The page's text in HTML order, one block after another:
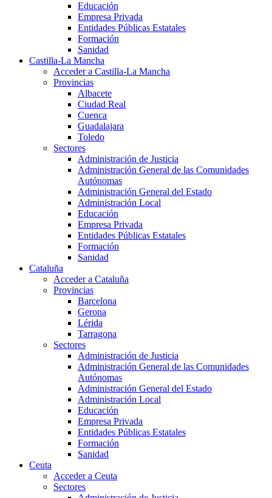
Educación
Empresa Privada
Entidades Públicas Estatales
Formación
Sanidad
Castilla-La Mancha
Acceder a Castilla-La Mancha
Provincias
Albacete
Ciudad Real
Cuenca
Guadalajara
Toledo
Sectores
Administración de Justicia
Administración General de las Comunidades
Autónomas
Administración General del Estado
Administración Local
Educación
Empresa Privada
Entidades Públicas Estatales
Formación
Sanidad
Cataluña
Acceder a Cataluña
Provincias
Barcelona
Gerona
Lérida
Tarragona
Sectores
Administración de Justicia
Administración General de las Comunidades
Autónomas
Administración General del Estado
Administración Local
Educación
Empresa Privada
Entidades Públicas Estatales
Formación
Sanidad
Ceuta
Acceder a Ceuta
Sectores